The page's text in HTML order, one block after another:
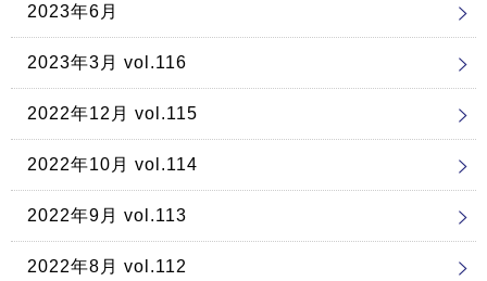
2023年6月
2023年3月 vol.116
2022年12月 vol.115
2022年10月 vol.114
2022年9月 vol.113
2022年8月 vol.112